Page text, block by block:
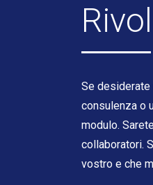
Se desiderate
consulenza o
modulo.
collaboratori.
vostro e che